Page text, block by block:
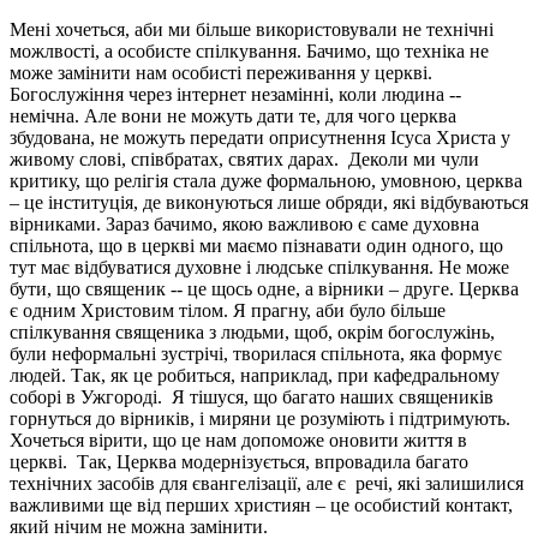
Мені хочеться, аби ми більше використовували не технічні
можлвості, а особисте спілкування. Бачимо, що техніка не
може замінити нам особисті переживання у церкві.
Богослужіння через інтернет незамінні, коли людина --
немічна. Але вони не можуть дати те, для чого церква
збудована, не можуть передати оприсутнення Ісуса Христа у
живому слові, співбратах, святих дарах. Деколи ми чули
критику, що релігія стала дуже формальною, умовною, церква
– це інституція, де виконуються лише обряди, які відбуваються
вірниками. Зараз бачимо, якою важливою є саме духовна
спільнота, що в церкві ми маємо пізнавати один одного, що
тут має відбуватися духовне і людське спілкування. Не може
бути, що священик -- це щось одне, а вірники – друге. Церква
є одним Христовим тілом. Я прагну, аби було більше
спілкування священика з людьми, щоб, окрім богослужінь,
були неформальні зустрічі, творилася спільнота, яка формує
людей. Так, як це робиться, наприклад, при кафедральному
соборі в Ужгороді. Я тішуся, що багато наших священиків
горнуться до вірників, і миряни це розуміють і підтримують.
Хочеться вірити, що це нам допоможе оновити життя в
церкві. Так, Церква модернізується, впровадила багато
технічних засобів для євангелізації, але є речі, які залишилися
важливими ще від перших християн – це особистий контакт,
який нічим не можна замінити.